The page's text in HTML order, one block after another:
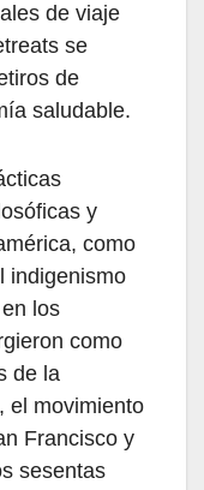
de viaje
se
de
saludable.
y
como
indigenismo
los
como
de la
el movimiento
Francisco y
sesentas